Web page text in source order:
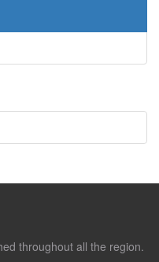
throughout all the region.